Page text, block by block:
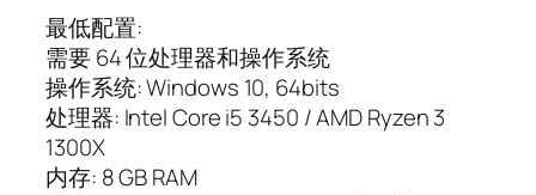
最低配置:
需要 64 位处理器和操作系统
操作系统: Windows 10, 64bits
处理器: Intel Core i5 3450 / AMD Ryzen 3
1300X
内存: 8 GB RAM